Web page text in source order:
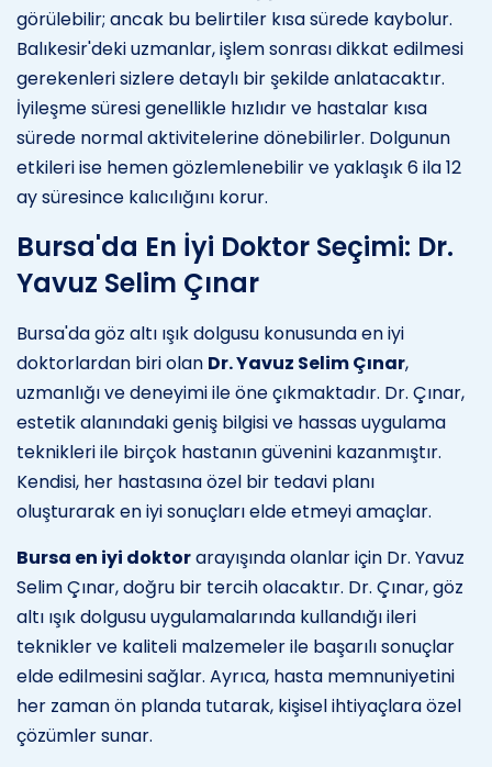
görülebilir; ancak bu belirtiler kısa sürede kaybolur.
Balıkesir'deki uzmanlar, işlem sonrası dikkat edilmesi
gerekenleri sizlere detaylı bir şekilde anlatacaktır.
İyileşme süresi genellikle hızlıdır ve hastalar kısa
sürede normal aktivitelerine dönebilirler. Dolgunun
etkileri ise hemen gözlemlenebilir ve yaklaşık 6 ila 12
ay süresince kalıcılığını korur.
Bursa'da En İyi Doktor Seçimi: Dr.
Yavuz Selim Çınar
Bursa'da göz altı ışık dolgusu konusunda en iyi
doktorlardan biri olan Dr. Yavuz Selim Çınar,
uzmanlığı ve deneyimi ile öne çıkmaktadır. Dr. Çınar,
estetik alanındaki geniş bilgisi ve hassas uygulama
teknikleri ile birçok hastanın güvenini kazanmıştır.
Kendisi, her hastasına özel bir tedavi planı
oluşturarak en iyi sonuçları elde etmeyi amaçlar.
Bursa en iyi doktorarayışında olanlar için Dr. Yavuz
Selim Çınar, doğru bir tercih olacaktır. Dr. Çınar, göz
altı ışık dolgusu uygulamalarında kullandığı ileri
teknikler ve kaliteli malzemeler ile başarılı sonuçlar
elde edilmesini sağlar. Ayrıca, hasta memnuniyetini
her zaman ön planda tutarak, kişisel ihtiyaçlara özel
çözümler sunar.